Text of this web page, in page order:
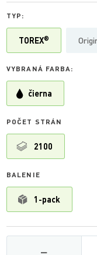
TYP:
TOREX®
VYBRANÁ FARBA:
čierna
POČET STRÁN
2100
BALENIE
1-pack
−